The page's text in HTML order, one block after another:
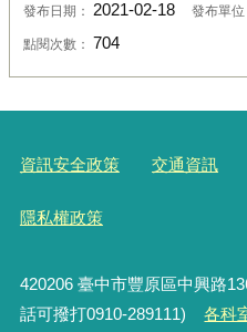
發布日期： 2021-02-18 發布單位
點閱次數： 704
資訊安全政策 交通資訊
隱私權政策
420206臺中市豐原區中興路
話可撥打0910-289111)
各科